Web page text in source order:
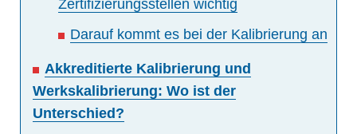
Zertifizierungsstellen wichtig
Darauf kommt es bei der Kalibrierung an
Akkreditierte Kalibrierung und
Werkskalibrierung: Wo ist der
Unterschied?